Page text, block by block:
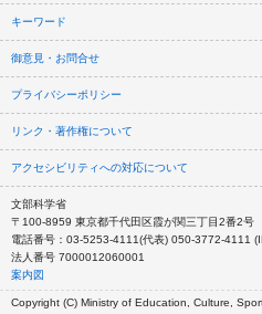
キーワード
御意見・お問合せ
プライバシーポリシー
リンク・著作権について
アクセシビリティへの対応について
文部科学省
〒100-8959 東京都千代田区霞が関三丁目2番2号
電話番号：03-5253-4111(代表) 050-3772-4111
法人番号 7000012060001
案内図
Copyright (C) Ministry of Education, Culture,